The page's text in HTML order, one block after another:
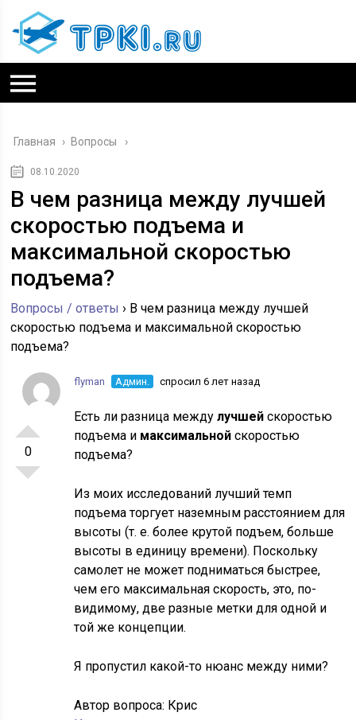
Главная › Вопросы
08.10.2020
В чем разница между лучшей
скоростью подъема и
максимальной скоростью
подъема?
Вопросы / ответы › В чем разница между лучшей
скоростью подъема и максимальной скоростью
подъема?
0
flyman Админ. спросил 6 лет назад
Есть ли разница междулучшейскоростью
подъема и максимальнойскоростью
подъема?
Из моих исследований лучший темп
подъема торгует наземным расстоянием для
высоты (т. е. более крутой подъем, больше
высоты в единицу времени). Поскольку
самолет не может подниматься быстрее,
чем его максимальная скорость, это, по-
видимому, две разные метки для одной и
той же концепции.
Я пропустил какой-то нюанс между ними?
Автор вопроса: Крис